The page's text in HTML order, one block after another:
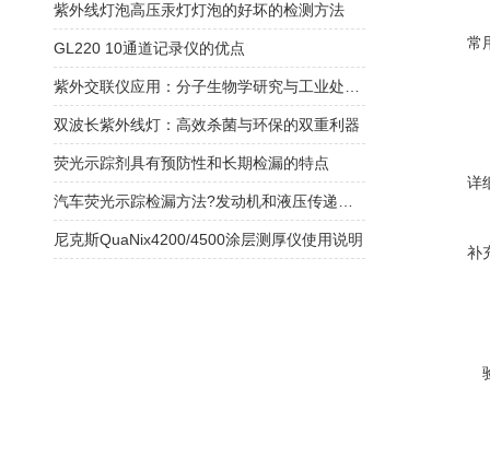
常
详
补
紫外线灯泡高压汞灯灯泡的好坏的检测方法
GL220 10通道记录仪的优点
双波长紫外线灯：高效杀菌与环保的双重利器
荧光示踪剂具有预防性和长期检漏的特点
尼克斯QuaNix4200/4500涂层测厚仪使用说明